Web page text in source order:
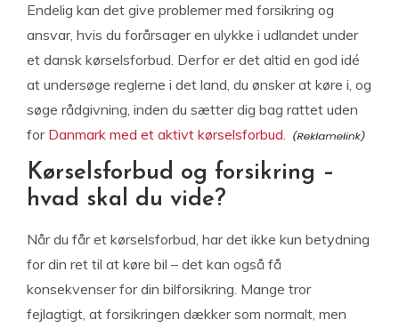
Endelig kan det give problemer med forsikring og
ansvar, hvis du forårsager en ulykke i udlandet under
et dansk kørselsforbud. Derfor er det altid en god idé
at undersøge reglerne i det land, du ønsker at køre i, og
søge rådgivning, inden du sætter dig bag rattet uden
for Danmark med et aktivt kørselsforbud.
Kørselsforbud og forsikring –
hvad skal du vide?
Når du får et kørselsforbud, har det ikke kun betydning
for din ret til at køre bil – det kan også få
konsekvenser for din bilforsikring. Mange tror
fejlagtigt, at forsikringen dækker som normalt, men